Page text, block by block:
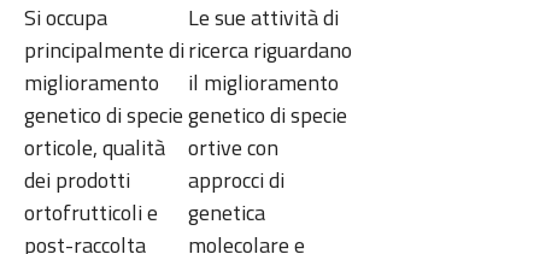
Si occupa
principalmente di
miglioramento
genetico di specie
orticole, qualità
dei prodotti
ortofrutticoli e
post-raccolta
Le sue attività di
ricerca riguardano
il miglioramento
genetico di specie
ortive con
approcci di
genetica
molecolare e